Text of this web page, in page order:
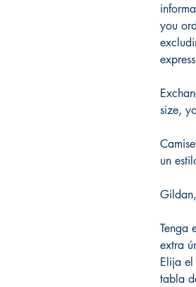
you
size,
un
Tenga
extra
Elija el
tabla